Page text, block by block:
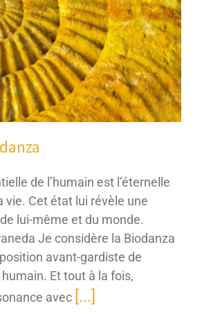
de l’humain est l’éternelle
vie. Cet état lui révèle une
lui-même et du monde.
Je considère la Biodanza
avant-gardiste de
Et tout à la fois,
avec [...]